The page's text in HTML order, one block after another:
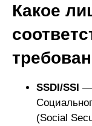
Какое
SSDI/SSI —
(Social